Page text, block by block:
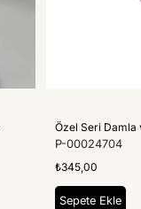
P-00024704
₺345,00
Sepete Ekle